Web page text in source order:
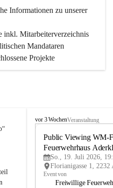
Informationen zu unserer
inkl. Mitarbeiterverzeichnis
Mandataren
Projekte
A
vor 3 WochenVeranstaltung
Public Viewing WM-
Feuerwehrhaus
So., 19. Juli 2026,
Event von
Freiwillige